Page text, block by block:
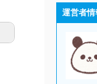
運営者情